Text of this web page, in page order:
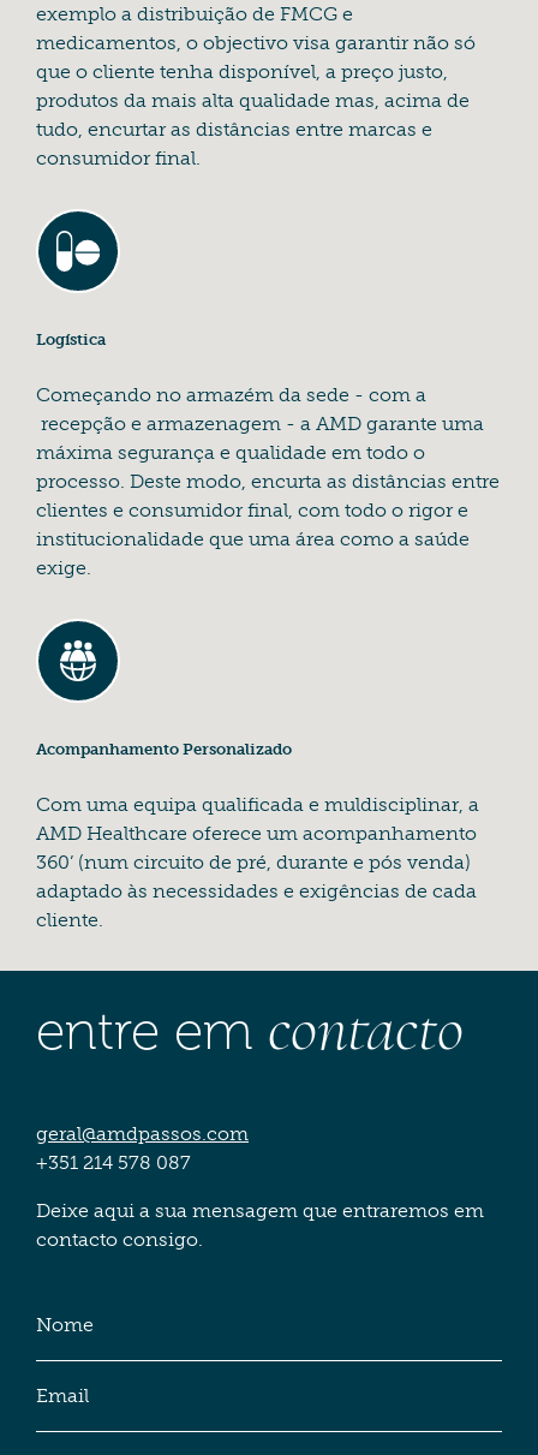
exemplo a distribuição de FMCG e
medicamentos, o objectivo visa garantir não só
que o cliente tenha disponível, a preço justo,
produtos da mais alta qualidade mas, acima de
tudo, encurtar as distâncias entre marcas e
consumidor final.
Logística
Começando no armazém da sede - com a
recepção e armazenagem - a AMD garante uma
máxima segurança e qualidade em todo o
processo. Deste modo, encurta as distâncias entre
clientes e consumidor final, com todo o rigor e
institucionalidade que uma área como a saúde
exige.
Acompanhamento Personalizado
Com uma equipa qualificada e muldisciplinar, a
AMD Healthcare oferece um acompanhamento
360’ (num circuito de pré, durante e pós venda)
adaptado às necessidades e exigências de cada
cliente.
entre em contacto
geral@amdpassos.com
+351 214 578 087
Deixe aqui a sua mensagem que entraremos em
contacto consigo.